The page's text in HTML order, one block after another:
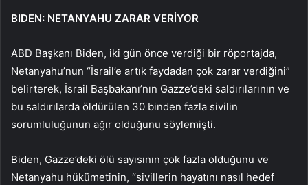
BIDEN: NETANYAHU ZARAR VERİYOR
ABD Başkanı Biden, iki gün önce verdiği bir röportajda,
Netanyahu’nun “İsrail’e artık faydadan çok zarar verdiğini”
belirterek, İsrail Başbakanı’nın Gazze’deki saldırılarının ve
bu saldırılarda öldürülen 30 binden fazla sivilin
sorumluluğunun ağır olduğunu söylemişti.
Biden, Gazze’deki ölü sayısının çok fazla olduğunu ve
Netanyahu hükümetinin, “sivillerin hayatını nasıl hedef